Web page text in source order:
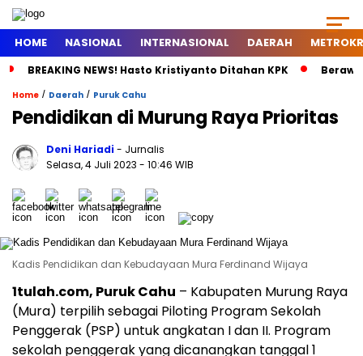
HOME NASIONAL INTERNASIONAL DAERAH
BREAKING NEWS! Hasto Kristiyanto Ditahan KPK
Home / Daerah / Puruk Cahu
Pendidikan di Murung Raya Prioritas
Deni Hariadi- Jurnalis
Selasa, 4 Juli 2023 - 10:46 WIB
Kadis Pendidikan dan Kebudayaan Mura Ferdinand Wijaya
1tulah.com, Puruk Cahu – Kabupaten Murung Raya
(Mura) terpilih sebagai Piloting Program Sekolah
Penggerak (PSP) untuk angkatan I dan II. Program
sekolah penggerak yang dicanangkan tanggal 1